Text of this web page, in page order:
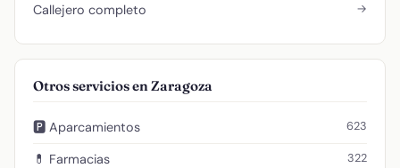
Callejero completo →
Otros servicios en Zaragoza
🅿️ Aparcamientos 623
💊 Farmacias 322